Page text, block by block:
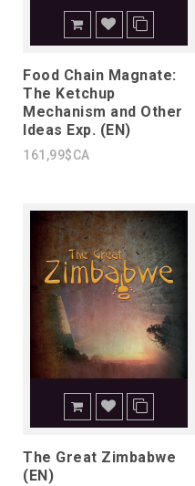
Food Chain Magnate:
The Ketchup
Mechanism and Other
Ideas Exp. (EN)
161,99$CA
The Great Zimbabwe
(EN)